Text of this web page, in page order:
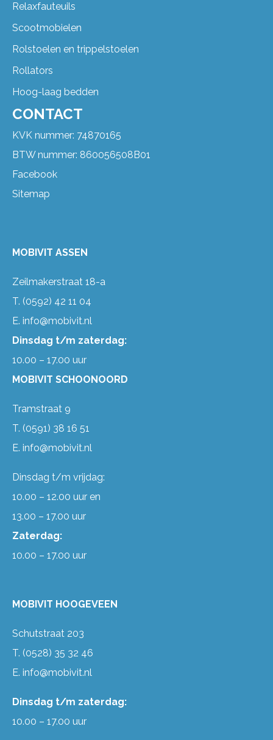
Relaxfauteuils
Scootmobielen
Rolstoelen en trippelstoelen
Rollators
Hoog-laag bedden
CONTACT
KVK nummer: 74870165
BTW nummer: 860056508B01
Facebook
Sitemap
MOBIVIT ASSEN
Zeilmakerstraat 18-a
T. (0592) 42 11 04
E. info@mobivit.nl
Dinsdag t/m zaterdag:
10.00 – 17.00 uur
MOBIVIT SCHOONOORD
Tramstraat 9
T. (0591) 38 16 51
E. info@mobivit.nl
Dinsdag t/m vrijdag:
10.00 – 12.00 uur en
13.00 – 17.00 uur
Zaterdag:
10.00 – 17.00 uur
MOBIVIT HOOGEVEEN
Schutstraat 203
T. (0528) 35 32 46
E. info@mobivit.nl
Dinsdag t/m zaterdag:
10.00 – 17.00 uur